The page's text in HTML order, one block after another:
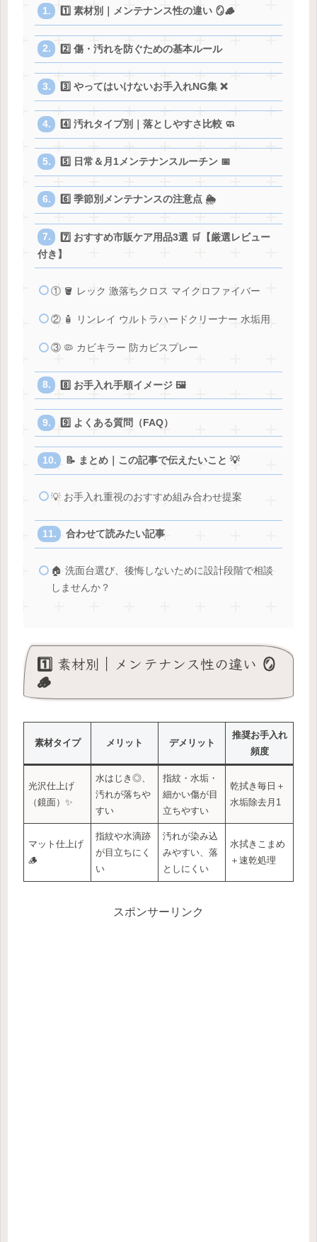
1️⃣ 素材別｜メンテナンス性の違い 🪞🪵
2️⃣ 傷・汚れを防ぐための基本ルール
3️⃣ やってはいけないお手入れNG集 ❌
4️⃣ 汚れタイプ別｜落としやすさ比較 🧼
5️⃣ 日常＆月1メンテナンスルーチン 📅
6️⃣ 季節別メンテナンスの注意点 🌦
7️⃣ おすすめ市販ケア用品3選 🛒【厳選レビュー
付き】
① 🪣 レック 激落ちクロス マイクロファイバー
② 🧴 リンレイ ウルトラハードクリーナー 水垢用
③ 🦠 カビキラー 防カビスプレー
8️⃣ お手入れ手順イメージ 🖼
9️⃣ よくある質問（FAQ）
📝 まとめ｜この記事で伝えたいこと 💡
💡 お手入れ重視のおすすめ組み合わせ提案
合わせて読みたい記事
🏠 洗面台選び、後悔しないために設計段階で相談
しませんか？
1️⃣ 素材別｜メンテナンス性の違い 🪞
🪵
素材タイプ メリット デメリット
推奨お手入れ
頻度
光沢仕上げ
（鏡面）✨
水はじき◎、
汚れが落ちや
すい
指紋・水垢・
細かい傷が目
立ちやすい
乾拭き毎日＋
水垢除去月1
マット仕上げ
🪵
指紋や水滴跡
が目立ちにく
い
汚れが染み込
みやすい、落
としにくい
水拭きこまめ
＋速乾処理
スポンサーリンク